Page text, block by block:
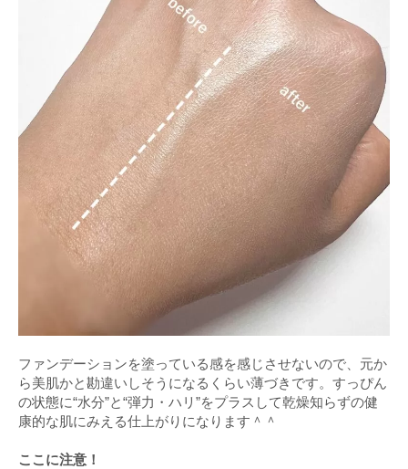
ファンデーションを塗っている感を感じさせないので、元か
ら美肌かと勘違いしそうになるくらい薄づきです。すっぴん
の状態に“水分”と“弾力・ハリ”をプラスして乾燥知らずの健
康的な肌にみえる仕上がりになります＾＾
ここに注意！